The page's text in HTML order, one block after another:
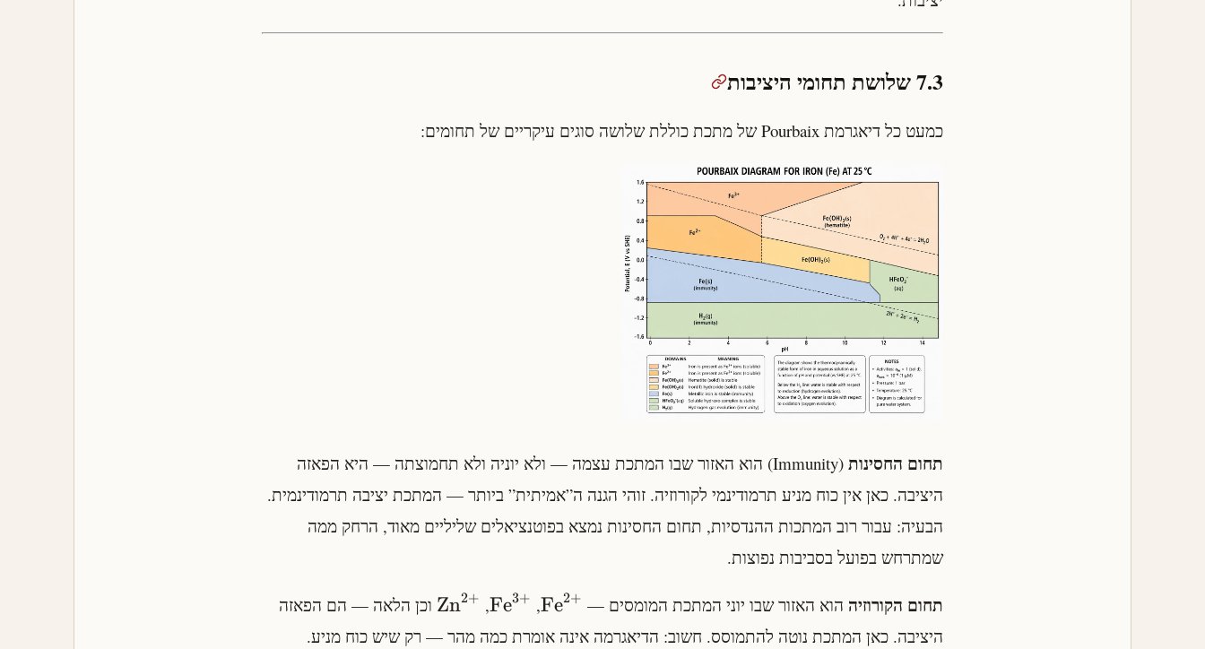
7.3 שלושת תחומי היציבות
כמעט כל דיאגרמת Pourbaix של מתכת כוללת שלושה סוגים עיקריים של תחומים:
תחום החסינות
(Immunity) הוא האזור שבו המתכת עצמה — ולא יוניה ולא תחמוצתה — היא הפאזה
היציבה. כאן אין כוח מניע תרמודינמי לקורוזיה. זוהי הגנה ה”אמיתית” ביותר — המתכת יציבה תרמודינמית.
הבעיה: עבור רוב המתכות ההנדסיות, תחום החסינות נמצא בפוטנציאלים שליליים מאוד, הרחק ממה
שמתרחש בפועל בסביבות נפוצות.
תחום הקורוזיה הוא האזור שבו יוני המתכת המומסים — Fe2+
,
Fe3+
,
Zn2+
וכן הלאה — הם הפאזה
היציבה. כאן המתכת נוטה להתמוסס. חשוב: הדיאגרמה אינה אומרת כמה מהר — רק שיש כוח מניע.